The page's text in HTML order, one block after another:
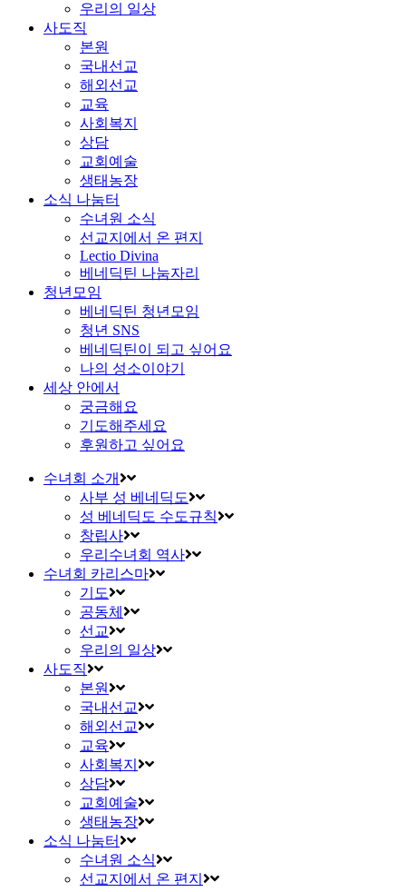
우리의 일상
사도직
본원
국내선교
해외선교
교육
사회복지
상담
교회예술
생태농장
소식 나눔터
수녀원 소식
선교지에서 온 편지
Lectio Divina
베네딕틴 나눔자리
청년모임
베네딕틴 청년모임
청년 SNS
베네딕틴이 되고 싶어요
나의 성소이야기
세상 안에서
궁금해요
기도해주세요
후원하고 싶어요
수녀회 소개
사부 성 베네딕도
성 베네딕도 수도규칙
창립사
우리수녀회 역사
수녀회 카리스마
기도
공동체
선교
우리의 일상
사도직
본원
국내선교
해외선교
교육
사회복지
상담
교회예술
생태농장
소식 나눔터
수녀원 소식
선교지에서 온 편지